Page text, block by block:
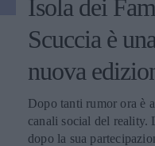
Isola dei
Scuccia è
nuova
Dopo tanti rumor ora è
canali social del reality.
dopo la sua